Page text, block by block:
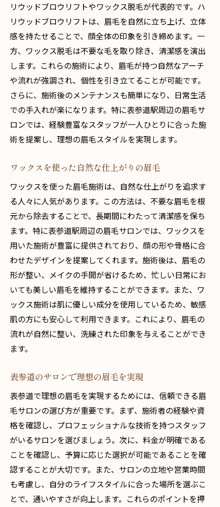
リウッドブロウリフトやワックス脱毛が代表的です。ハ
リウッドブロウリフトは、眉毛を自然に立ち上げ、立体
感を持たせることで、顔全体の印象を引き締めます。一
方、ワックス脱毛は不要な毛を取り除き、清潔感を演出
します。これらの施術により、眉毛が持つ自然なアーチ
や流れが強調され、個性を引き立てることが可能です。
さらに、施術後のメンテナンスも簡単になり、日常生活
での手入れが楽になります。特に表参道駅周辺の眉毛サ
ロンでは、経験豊富なスタッフが一人ひとりに合った施
術を提案し、理想の眉毛スタイルを実現します。
ワックスを使った自然な仕上がりの眉毛
ワックスを使った眉毛施術は、自然な仕上がりを追求す
る人々に人気があります。この方法は、不要な眉毛を根
元から除去することで、長期間にわたって清潔感を保ち
ます。特に表参道駅周辺の眉毛サロンでは、ワックスを
用いた施術が豊富に提供されており、顔の形や骨格に合
わせたデザインを提案してくれます。施術後は、眉毛の
形が整い、メイクの手間が省けるため、忙しい日常にお
いても美しい眉毛を維持することができます。また、ワ
ックス施術は肌に優しい成分を使用しているため、敏感
肌の方にも安心して利用できます。これにより、眉毛の
流れが自然に整い、洗練された印象を与えることができ
ます。
表参道のサロンで理想の眉毛を実現
表参道で理想の眉毛を実現するためには、信頼できる眉
毛サロンの選び方が重要です。まず、施術者の経験や資
格を確認し、プロフェッショナルな技術を持つスタッフ
がいるサロンを選びましょう。次に、料金が明確である
ことを確認し、予算に応じた選択が可能であることを確
認することが大切です。また、サロンの立地や営業時間
も考慮し、自分のライフスタイルに合った場所を選ぶこ
とで、通いやすさが向上します。これらのポイントを押